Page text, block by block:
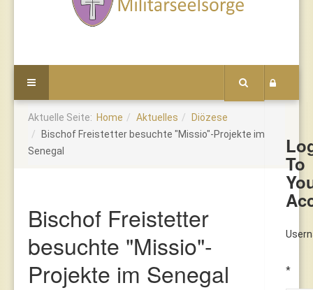
To
*
Aktuelle Seite: Home Aktuelles
Diözese
Bischof Freistetter besuchte "Missio"-Projekte im
Senegal
Bischof Freistetter
besuchte "Missio"-
Projekte im Senegal